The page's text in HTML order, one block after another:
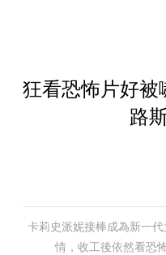
狂看恐怖片好
路
卡莉史派妮接棒成為新一
情，收工後依然看恐